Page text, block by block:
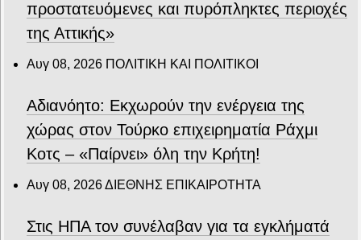
προστατευόμενες και πυρόπληκτες περιοχές
της Αττικής»
Αυγ 08, 2026 ΠΟΛΙΤΙΚΗ ΚΑΙ ΠΟΛΙΤΙΚΟΙ
Αδιανόητο: Εκχωρούν την ενέργεια της
χώρας στον Τούρκο επιχειρηματία Ράχμι
Κοτς – «Παίρνει» όλη την Κρήτη!
Αυγ 08, 2026ΔΙΕΘΝΗΣ ΕΠΙΚΑΙΡΟΤΗΤΑ
Στις ΗΠΑ τον συνέλαβαν για τα εγκλήματά